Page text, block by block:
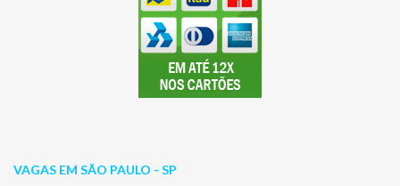
VAGAS EM SÃO PAULO - SP